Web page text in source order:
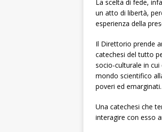
La scelta di fede,
un atto di libertà,
esperienza della
Il Direttorio prende
catechesi del tutto
socio-culturale in
mondo scientifico
poveri ed emarginati.
Una catechesi che
interagire con esso